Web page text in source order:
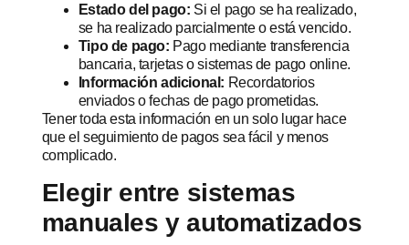
Estado del pago: Si el pago se ha realizado,
se ha realizado parcialmente o está vencido.
Tipo de pago: Pago mediante transferencia
bancaria, tarjetas o sistemas de pago online.
Información adicional: Recordatorios
enviados o fechas de pago prometidas.
Tener toda esta información en un solo lugar hace
que el seguimiento de pagos sea fácil y menos
complicado.
Elegir entre sistemas
manuales y automatizados